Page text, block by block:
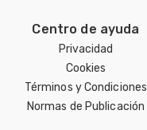
Centro de ayuda
Privacidad
Cookies
Términos y Condiciones
Normas de Publicación